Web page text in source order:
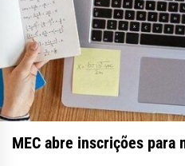
MEC abre inscrições para